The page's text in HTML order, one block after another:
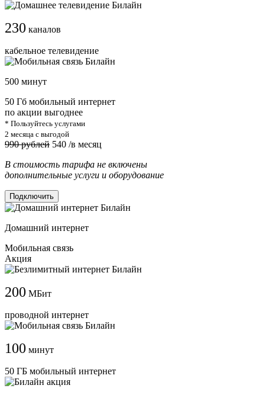
230 каналов
кабельное телевидение
500 минут
50 Гб мобильный интернет
по акции выгоднее
* Пользуйтесь услугами
2 месяца с выгодой
990 рублей 540 /в месяц
В стоимость тарифа не включены
дополнительные услуги и оборудование
Подключить
Домашний интернет
Мобильная связь
Акция
200 МБит
проводной интернет
100 минут
50 ГБ мобильный интернет